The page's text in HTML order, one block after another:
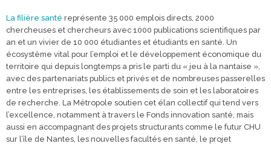
La filière santé représente 35 000 emplois directs, 2000
chercheuses et chercheurs avec 1000 publications scientifiques par
an et un vivier de 10 000 étudiantes et étudiants en santé. Un
écosystème vital pour l’emploi et le développement économique du
territoire qui depuis longtemps a pris le parti du « jeu à la nantaise »,
avec des partenariats publics et privés et de nombreuses passerelles
entre les entreprises, les établissements de soin et les laboratoires
de recherche. La Métropole soutien cet élan collectif qui tend vers
l’excellence, notamment à travers le Fonds innovation santé, mais
aussi en accompagnant des projets structurants comme le futur CHU
sur l’île de Nantes, les nouvelles facultés en santé, le projet